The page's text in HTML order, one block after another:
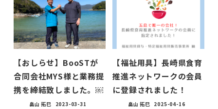
【おしらせ】BooSTが
合同会社MYS様と業務提
携を締結致しました。￼
畠山 拓巳 2023-03-31
【福祉用具】長崎県食育
推進ネットワークの会員
に登録されました！
畠山 拓巳 2025-04-16